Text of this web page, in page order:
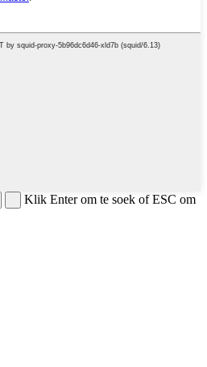
Klik Enter om te soek of ESC om